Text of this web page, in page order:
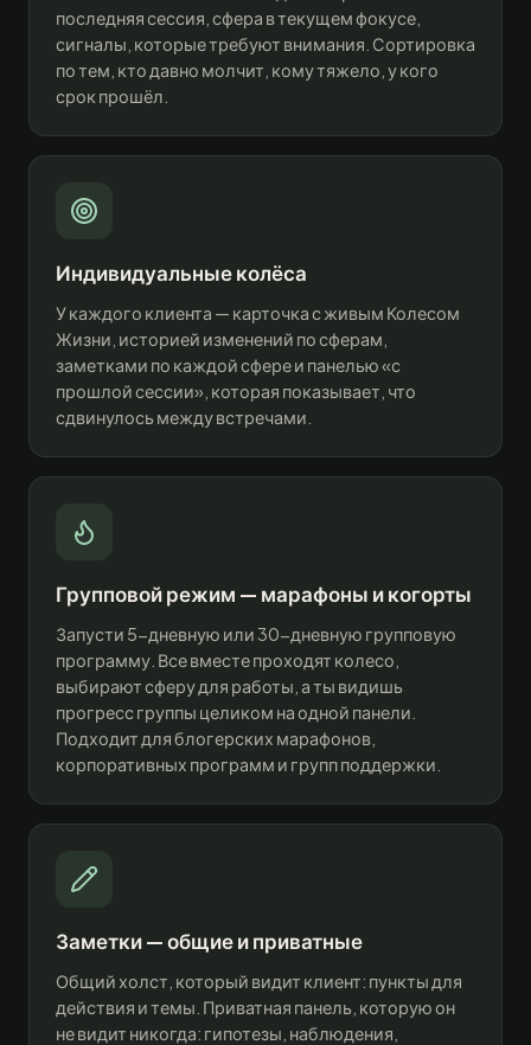
последняя сессия, сфера в текущем фокусе,
сигналы, которые требуют внимания. Сортировка
по тем, кто давно молчит, кому тяжело, у кого
срок прошёл.
Индивидуальные колёса
У каждого клиента — карточка с живым Колесом
Жизни, историей изменений по сферам,
заметками по каждой сфере и панелью «с
прошлой сессии», которая показывает, что
сдвинулось между встречами.
Групповой режим — марафоны и когорты
Запусти 5-дневную или 30-дневную групповую
программу. Все вместе проходят колесо,
выбирают сферу для работы, а ты видишь
прогресс группы целиком на одной панели.
Подходит для блогерских марафонов,
корпоративных программ и групп поддержки.
Заметки — общие и приватные
Общий холст, который видит клиент: пункты для
действия и темы. Приватная панель, которую он
не видит никогда: гипотезы, наблюдения,